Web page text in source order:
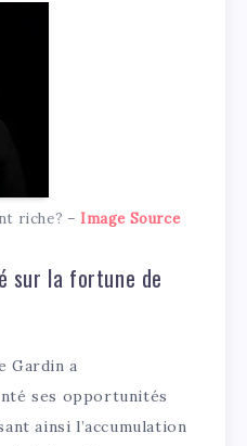
riche? – Image Source
sur la fortune de
Gardin a
ses opportunités
ainsi l’accumulation